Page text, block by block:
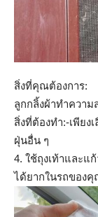
สิ่งที่คุณต้องการ:
ลูกกลิ้งผ้าทำความ
สิ่งที่ต้องทำ:-เพีย
ฝุ่นอื่น ๆ
4. ใช้ถุงเท้าและแ
ได้ยากในรถของ